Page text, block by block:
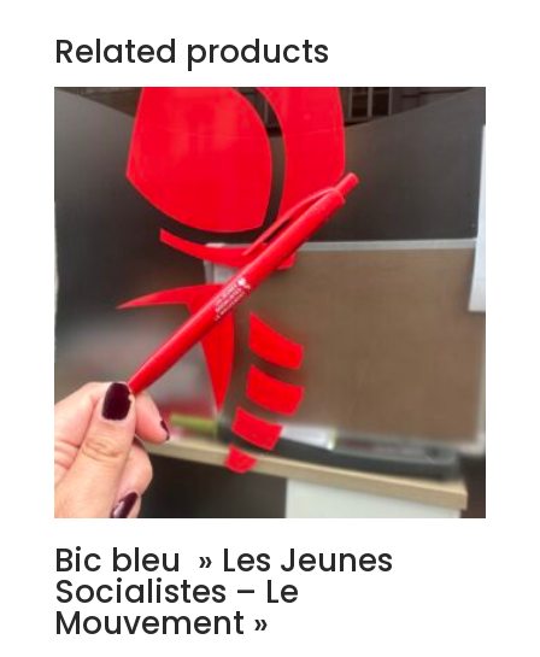
Related products
Bic bleu » Les Jeunes
Socialistes – Le
Mouvement »